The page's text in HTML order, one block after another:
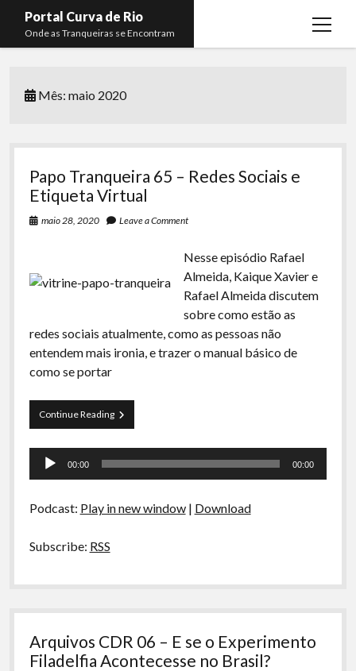
Portal Curva de Rio
Onde as Tranqueiras se Encontram
open
menu
Curva de Rio
Komos
La Siesta Podcast
Rachão na Beira do RIo
Papo Tranqueira
A Ripa É a Lei
Preliminares
Membros
Lucas Oliveira
Kaique Xavier
Rafael Almeida
Mês:maio 2020
Papo Tranqueira 65 – Redes Sociais e
Etiqueta Virtual
maio 28, 2020 Leave a Comment
Nesse episódio Rafael
Almeida, Kaique Xavier e
Rafael Almeida discutem
sobre como estão as
redes sociais atualmente, como as pessoas não
entendem mais ironia, e trazer o manual básico de
como se portar
Continue ReadingPapo
Tranqueira
Redes
Etiqueta
Tocador
00:00 00:00
Podcast: Play in new window| Download
Subscribe: RSS
Arquivos CDR 06 – E se o Experimento
Filadelfia Acontecesse no Brasil?